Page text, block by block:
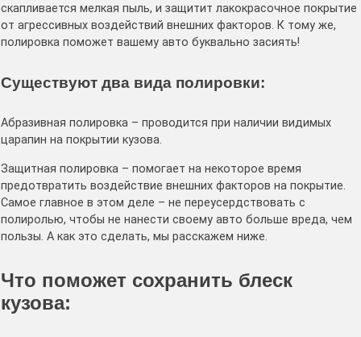
скапливается мелкая пыль, и защитит лакокрасочное покрытие
от агрессивных воздействий внешних факторов. К тому же,
полировка поможет вашему авто буквально засиять!
Существуют два вида полировки:
Абразивная полировка – проводится при наличии видимых
царапин на покрытии кузова.
Защитная полировка – помогает на некоторое время
предотвратить воздействие внешних факторов на покрытие.
Самое главное в этом деле – не переусердствовать с
полиролью, чтобы не нанести своему авто больше вреда, чем
пользы. А как это сделать, мы расскажем ниже.
Что поможет сохранить блеск
кузова: